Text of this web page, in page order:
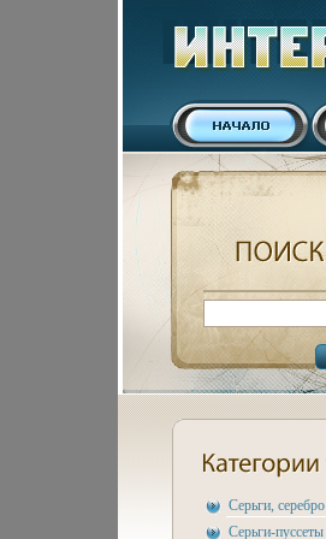
Серьги, серебро
Серьги-пуссеты